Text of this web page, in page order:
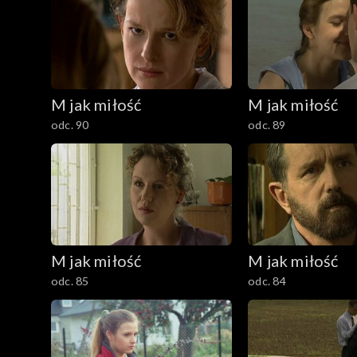
1001–1100
901–1000
801–900
701–800
601–700
501–600
401–500
301–400
M jak miłość
odc. 90
M jak miłość
odc. 89
M jak miłość
odc. 85
M jak miłość
odc. 84